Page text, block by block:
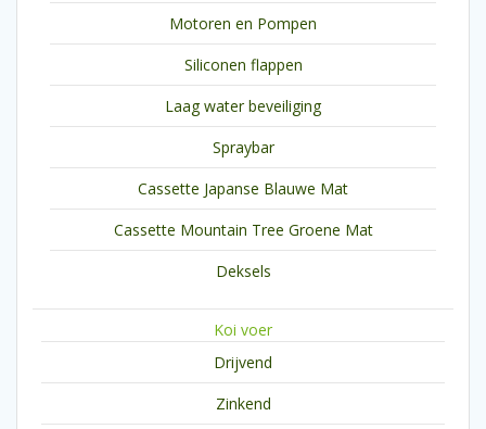
Motoren en Pompen
Siliconen flappen
Laag water beveiliging
Spraybar
Cassette Japanse Blauwe Mat
Cassette Mountain Tree Groene Mat
Deksels
Koi voer
Drijvend
Zinkend